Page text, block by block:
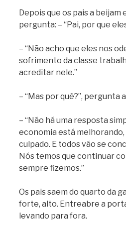
Depois que os pais a
pergunta: – “Pai, por que
– “Não acho que eles nos
sofrimento da classe
acreditar nele.”
– “Mas por quê?”, pergunta
– “Não há uma resposta
economia está
culpado. E todos vão se
Nós temos que continuar
sempre fizemos.”
Os pais saem do quarto da
forte, alto. Entreabre a
levando para fora.